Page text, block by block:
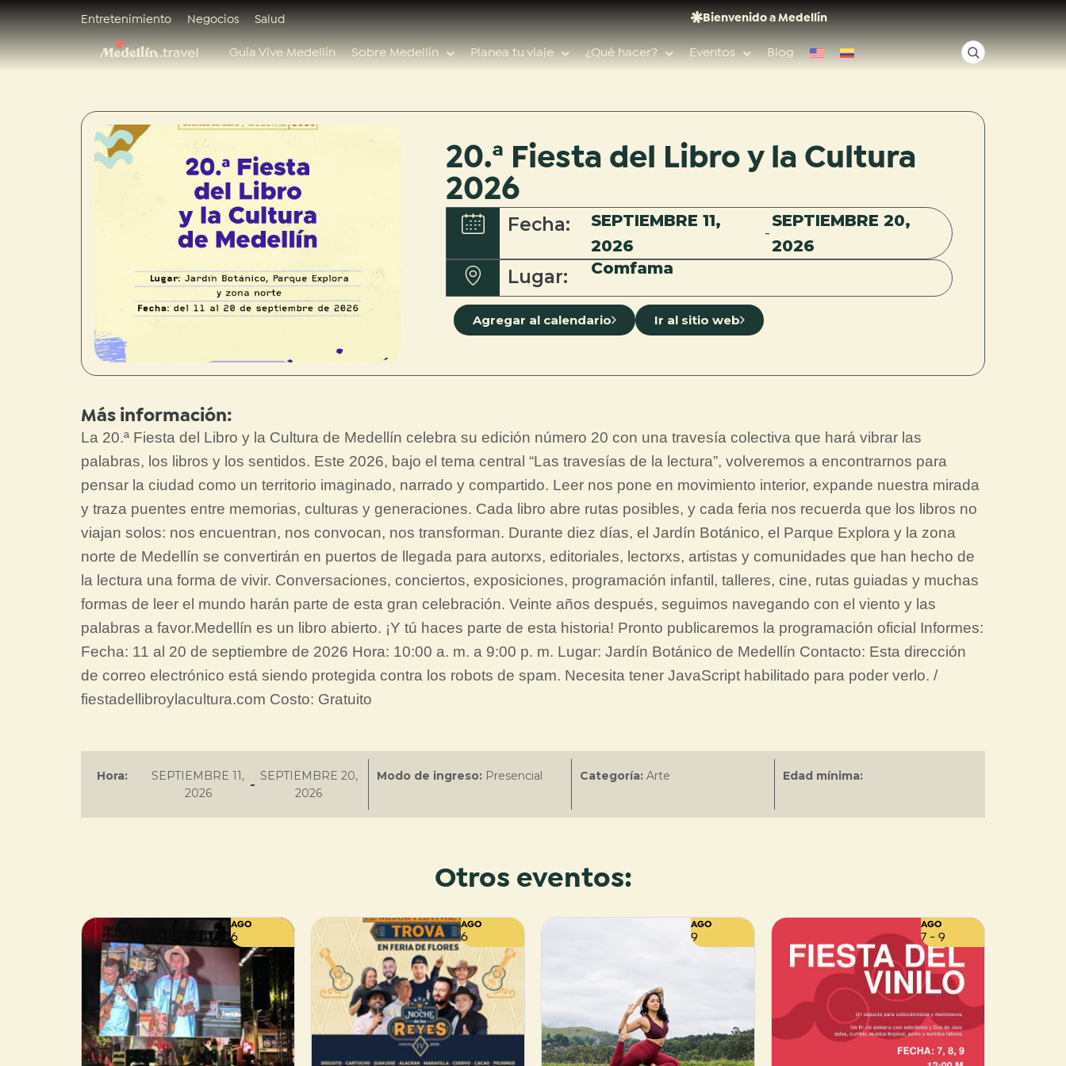
Entretenimiento Negocios Salud Bienvenido a Medellín
Guía Vive Medellín Sobre Medellín Planea tu viaje ¿Qué hacer? Eventos Blog
Búsquedas populares
Calendario de eventos
Planeador de viaje
Salud
Acceso rápido
Anfitriones de ciudad
20.ª Fiesta del Libro y la Cultura
2026
Fecha:
SEPTIEMBRE 11,
2026
-
SEPTIEMBRE 20,
2026
Lugar: Comfama
Agregar al calendario Ir al sitio web
Más información:
La 20.ª Fiesta del Libro y la Cultura de Medellín celebra su edición número 20 con una travesía colectiva que hará vibrar las
palabras, los libros y los sentidos. Este 2026, bajo el tema central “Las travesías de la lectura”, volveremos a encontrarnos para
pensar la ciudad como un territorio imaginado, narrado y compartido. Leer nos pone en movimiento interior, expande nuestra mirada
y traza puentes entre memorias, culturas y generaciones. Cada libro abre rutas posibles, y cada feria nos recuerda que los libros no
viajan solos: nos encuentran, nos convocan, nos transforman. Durante diez días, el Jardín Botánico, el Parque Explora y la zona
norte de Medellín se convertirán en puertos de llegada para autorxs, editoriales, lectorxs, artistas y comunidades que han hecho de
la lectura una forma de vivir. Conversaciones, conciertos, exposiciones, programación infantil, talleres, cine, rutas guiadas y muchas
formas de leer el mundo harán parte de esta gran celebración. Veinte años después, seguimos navegando con el viento y las
palabras a favor.Medellín es un libro abierto. ¡Y tú haces parte de esta historia! Pronto publicaremos la programación oficial Informes:
Fecha: 11 al 20 de septiembre de 2026 Hora: 10:00 a. m. a 9:00 p. m. Lugar: Jardín Botánico de Medellín Contacto: Esta dirección
de correo electrónico está siendo protegida contra los robots de spam. Necesita tener JavaScript habilitado para poder verlo. /
fiestadellibroylacultura.com Costo: Gratuito
Hora:
SEPTIEMBRE 11,
2026
- SEPTIEMBRE 20,
2026
Modo de ingreso: Presencial Categoría:Arte Edad mínima:
Otros eventos:
AGO
6
AGO
6
AGO
9
AGO
7 - 9